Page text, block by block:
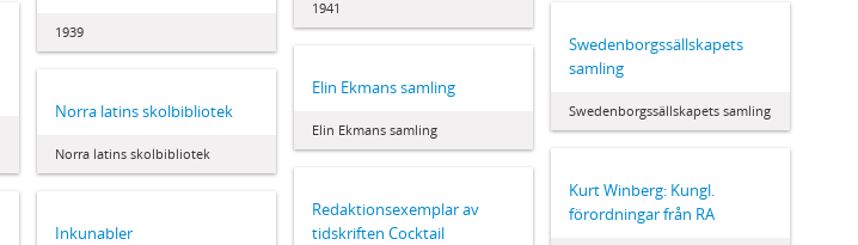
1941
1939
Swedenborgssällskapets
samling
Swedenborgssällskapets samling
Elin Ekmans samling
Elin Ekmans samling
Norra latins skolbibliotek
Norra latins skolbibliotek
Kurt Winberg: Kungl.
förordningar från RA
Redaktionsexemplar av
tidskriften Cocktail
Inkunabler